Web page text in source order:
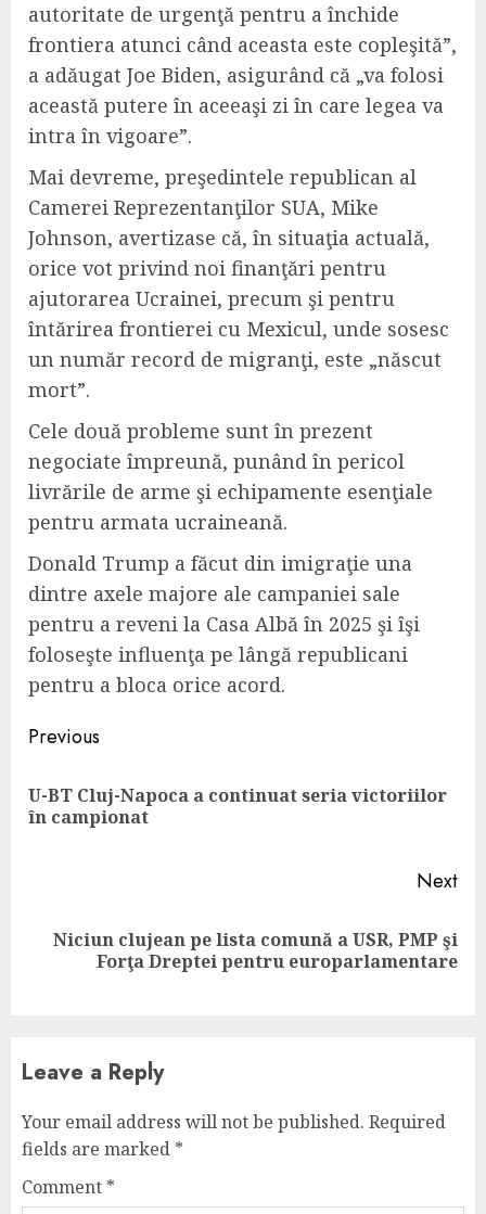
autoritate de urgenţă pentru a închide
frontiera atunci când aceasta este copleşită”,
a adăugat Joe Biden, asigurând că „va folosi
această putere în aceeaşi zi în care legea va
intra în vigoare”.
Mai devreme, preşedintele republican al
Camerei Reprezentanţilor SUA, Mike
Johnson, avertizase că, în situaţia actuală,
orice vot privind noi finanţări pentru
ajutorarea Ucrainei, precum şi pentru
întărirea frontierei cu Mexicul, unde sosesc
un număr record de migranţi, este „născut
mort”.
Cele două probleme sunt în prezent
negociate împreună, punând în pericol
livrările de arme şi echipamente esenţiale
pentru armata ucraineană.
Donald Trump a făcut din imigraţie una
dintre axele majore ale campaniei sale
pentru a reveni la Casa Albă în 2025 şi îşi
foloseşte influenţa pe lângă republicani
pentru a bloca orice acord.
Continue
Reading
Previous
U-BT Cluj-Napoca a continuat seria victoriilor
în campionat
Next
Next
Niciun clujean pe lista comună a USR, PMP şi
Forţa Dreptei pentru europarlamentare
Leave a Reply
Your email address will not be published. Required
fields are marked *
Comment *